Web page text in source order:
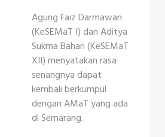
Agung Faiz Darmawan
(KeSEMaT I) dan Aditya
Sukma Bahari (KeSEMaT
XII) menyatakan rasa
senangnya dapat
kembali berkumpul
dengan AMaT yang ada
di Semarang.